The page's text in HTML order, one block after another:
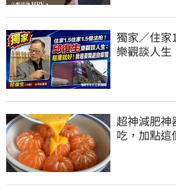
獨家／住家
樂觀談人生
超神減肥
吃，加點